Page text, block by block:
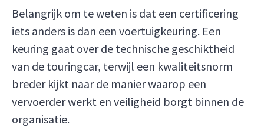
Belangrijk om te weten is dat een certificering
iets anders is dan een voertuigkeuring. Een
keuring gaat over de technische geschiktheid
van de touringcar, terwijl een kwaliteitsnorm
breder kijkt naar de manier waarop een
vervoerder werkt en veiligheid borgt binnen de
organisatie.